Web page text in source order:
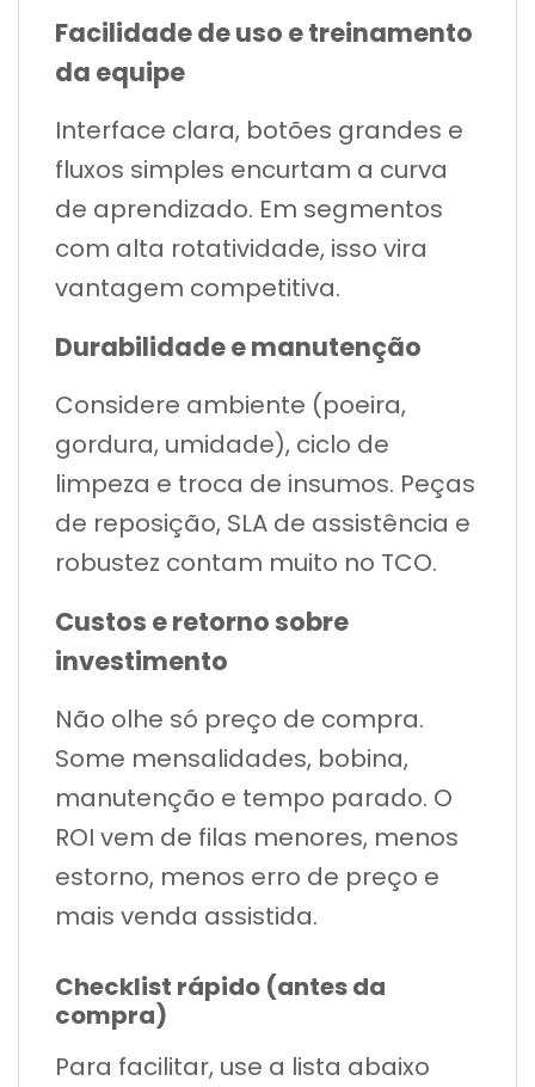
Facilidade de uso e treinamento
da equipe
Interface clara, botões grandes e
fluxos simples encurtam a curva
de aprendizado. Em segmentos
com alta rotatividade, isso vira
vantagem competitiva.
Durabilidade e manutenção
Considere ambiente (poeira,
gordura, umidade), ciclo de
limpeza e troca de insumos. Peças
de reposição, SLA de assistência e
robustez contam muito no TCO.
Custos e retorno sobre
investimento
Não olhe só preço de compra.
Some mensalidades, bobina,
manutenção e tempo parado. O
ROI vem de filas menores, menos
estorno, menos erro de preço e
mais venda assistida.
Checklist rápido (antes da
compra)
Para facilitar, use a lista abaixo